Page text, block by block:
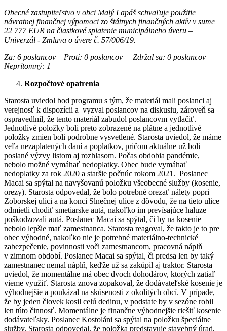
Obecné zastupiteľstvo v obci Malý Lapáš schvaľuje použitie
návratnej finančnej výpomoci zo štátnych finančných aktív v sume
22 777 EUR na čiastkové splatenie municipálneho úveru –
Univerzál - Zmluva o úvere č. 57/006/19.
Za: 6 poslancov Proti: 0 poslancov Zdržal sa: 0 poslancov
Neprítomný: 1
Rozpočtové opatrenia
Starosta uviedol bod programu s tým, že materiál mali poslanci aj
verejnosť k dispozícii a vyzval poslancov na diskusiu, zároveň sa
ospravedlnil, že tento materiál zabudol poslancovm vytlačiť.
Jednotlivé položky boli preto zobrazené na plátne a jednotlivé
položky zmien boli podrobne vysvetlené. Starosta uviedol, že máme
veľa nezaplatených daní a poplatkov, pričom aktuálne už boli
poslané výzvy listom aj rozhlasom. Počas obdobia pandémie,
nebolo možné vymáhať nedoplatky. Obec bude vymáhať
nedoplatky za rok 2020 a staršie počnúc rokom 2021. Poslanec
Macai sa spýtal na navyšovanú položku všeobecné služby (kosenie,
orezy). Starosta odpovedal, že bolo potrebné orezať nálety popri
Zoborskej ulici a na konci Slnečnej ulice z dôvodu, že na tieto ulice
odmietli chodiť smetiarske autá, nakoľko im prevísajúce haluze
poškodzovali autá. Poslanec Macai sa spýtal, či by na kosenie
nebolo lepšie mať zamestnanca. Starosta reagoval, že takto je to pre
obec výhodné, nakoľko nie je potrebné materiálno-technické
zabezpečenie, povinnosti voči zamestnancom, pracovná náplň
v zimnom období. Poslanec Macai sa spýtal, či predsa len by taký
zamestnanec nemal náplň, keďže už sa zakúpil aj traktor. Starosta
uviedol, že momentálne má obec dvoch dohodárov, ktorých zatiaľ
vieme využiť. Starosta znova zopakoval, že dodávateľské kosenie je
výhodnejšie a poukázal na skúsenosti z okolitých obcí. V prípade,
že by jeden človek kosil celú dedinu, v podstate by v sezóne robil
len túto činnosť. Momentálne je finančne výhodnejšie riešiť kosenie
dodávateľsky. Poslanec Kostoláni sa spýtal na položku špeciálne
služby. Starosta odpovedal, že položka predstavuje stavebný úrad,